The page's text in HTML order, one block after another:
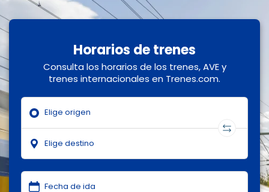
Horarios de trenes
Consulta los horarios de los trenes, AVE y
trenes internacionales en Trenes.com.